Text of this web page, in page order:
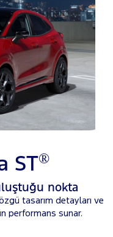
ST®
nokta
tasarım detayları ve
performans sunar.